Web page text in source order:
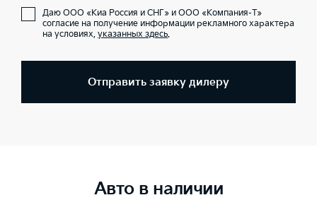
Даю ООО «Киа Россия и СНГ» и ООО «Компания-Т»
согласие на получение информации рекламного характера
на условиях, указанных здесь.
Отправить заявку дилеру
Авто в наличии